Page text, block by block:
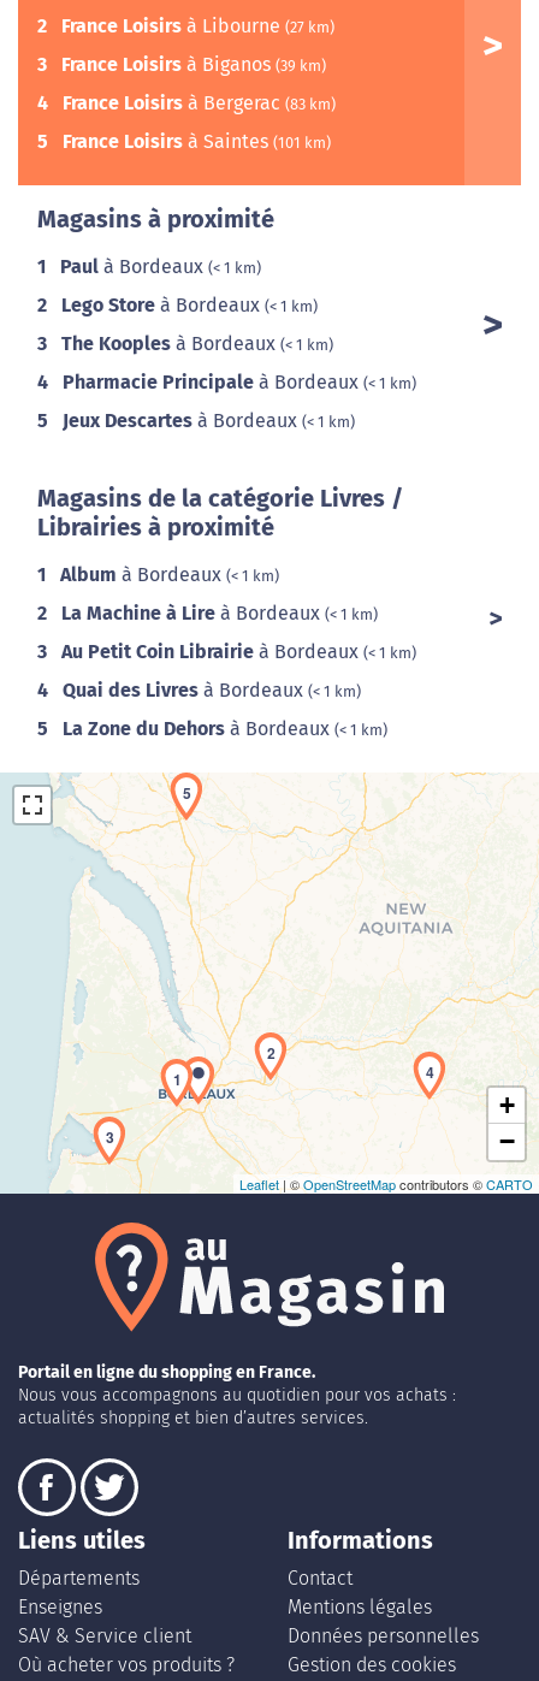
2 France Loisirs à Libourne (27 km)
3 France Loisirs à Biganos (39 km)
4 France Loisirs à Bergerac (83 km)
5 France Loisirs à Saintes (101 km)
Magasins à proximité
1 Paul à Bordeaux (< 1 km)
2 Lego Store à Bordeaux (< 1 km)
3 The Kooples à Bordeaux (< 1 km)
4 Pharmacie Principale à Bordeaux (< 1 km)
5 Jeux Descartes à Bordeaux (< 1 km)
Magasins de la catégorie Livres /
Librairies à proximité
1 Album à Bordeaux (< 1 km)
2 La Machine à Lire à Bordeaux (< 1 km)
3 Au Petit Coin Librairie à Bordeaux (< 1 km)
4 Quai des Livres à Bordeaux (< 1 km)
5 La Zone du Dehors à Bordeaux (< 1 km)
Chargement de la carte en cours...
1
2
3
4
5
+
−
Leaflet| ©OpenStreetMapcontributors ©CARTO
Portail en ligne du shopping en France.
Nous vous accompagnons au quotidien pour vos achats :
actualités shopping et bien d’autres services.
Liens utiles
Départements
Enseignes
SAV & Service client
Où acheter vos produits ?
Informations
Contact
Mentions légales
Données personnelles
Gestion des cookies